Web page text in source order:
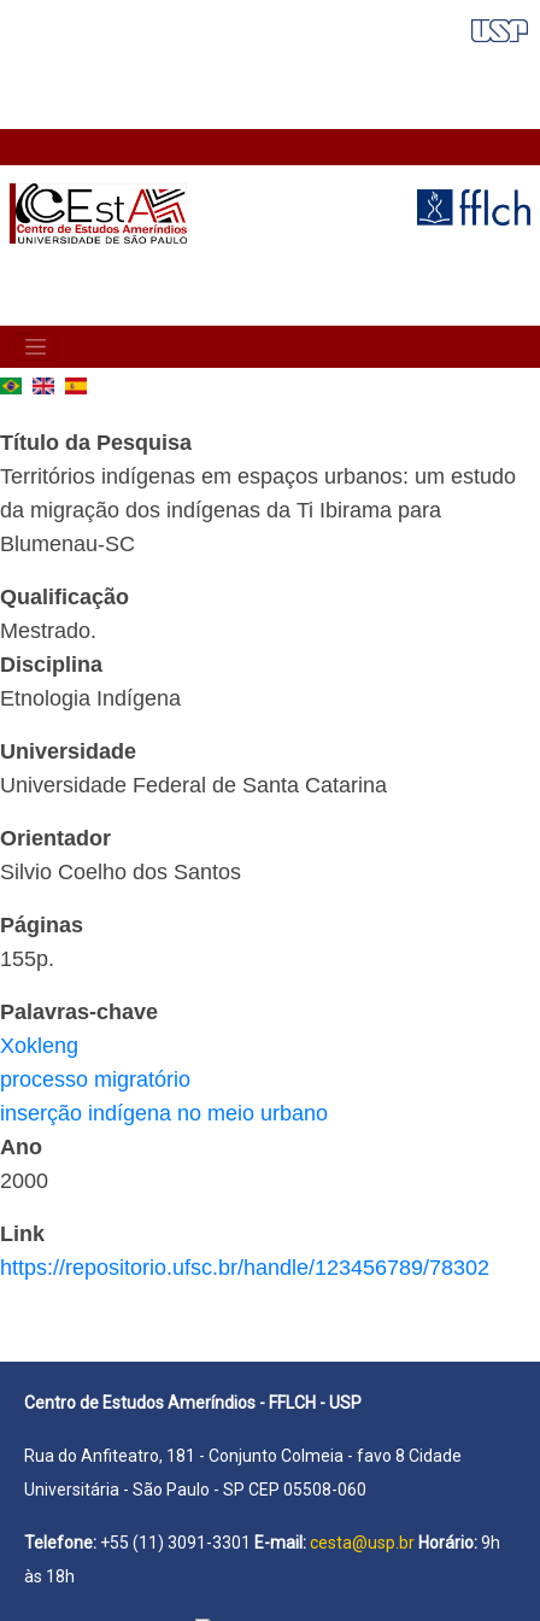
MAIN
NAVIGATION
Título da Pesquisa
Territórios indígenas em espaços urbanos: um estudo
da migração dos indígenas da Ti Ibirama para
Blumenau-SC
Qualificação
Mestrado.
Disciplina
Etnologia Indígena
Universidade
Universidade Federal de Santa Catarina
Orientador
Silvio Coelho dos Santos
Páginas
155p.
Palavras-chave
Xokleng
processo migratório
inserção indígena no meio urbano
Ano
2000
Link
https://repositorio.ufsc.br/handle/123456789/78302
Centro de Estudos Ameríndios - FFLCH - USP
Rua do Anfiteatro, 181 - Conjunto Colmeia - favo 8 Cidade
Universitária - São Paulo - SP CEP 05508-060
Telefone: +55 (11) 3091-3301 E-mail:cesta@usp.br Horário:9h
às 18h